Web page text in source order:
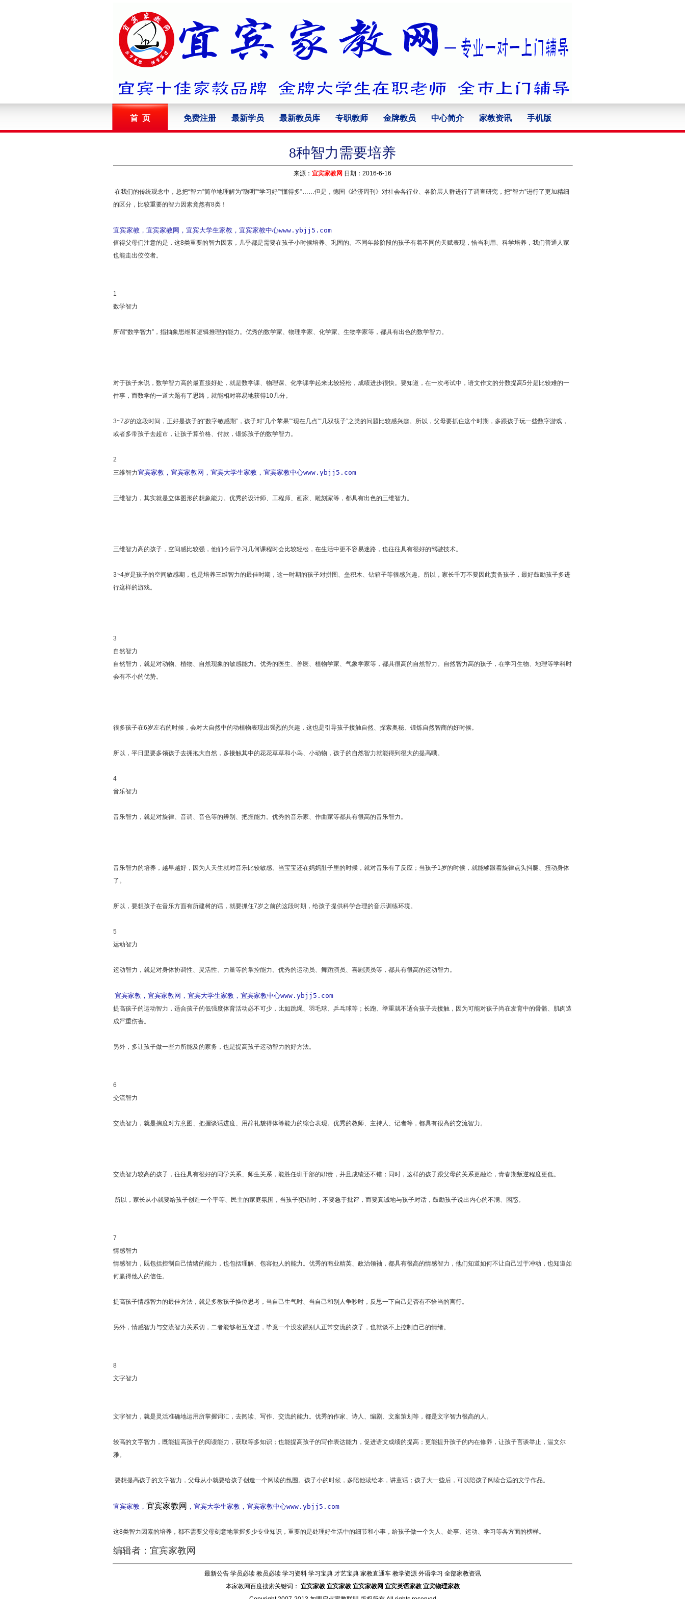
首 页 免费注册 最新学员 最新教员库 专职教师 金牌教员 中心简介 家教资讯 手机版
8种智力需要培养
来源： 宜宾家教网 日期：2016-6-16
在我们的传统观念中，总把“智力”简单地理解为“聪明”“学习好”“懂得多”……但是，德国《经济周刊》对社会各行业、各阶层人群进行了调查研究，把“智力”进行了更加精细
的区分，比较重要的智力因素竟然有8类！
宜宾家教，宜宾家教网，宜宾大学生家教，宜宾家教中心www.ybjj5.com
值得父母们注意的是，这8类重要的智力因素，几乎都是需要在孩子小时候培养、巩固的。不同年龄阶段的孩子有着不同的天赋表现，恰当利用、科学培养，我们普通人家
也能走出佼佼者。
1
数学智力
所谓“数学智力”，指抽象思维和逻辑推理的能力。优秀的数学家、物理学家、化学家、生物学家等，都具有出色的数学智力。
对于孩子来说，数学智力高的最直接好处，就是数学课、物理课、化学课学起来比较轻松，成绩进步很快。要知道，在一次考试中，语文作文的分数提高5分是比较难的一
件事，而数学的一道大题有了思路，就能相对容易地获得10几分。
3~7岁的这段时间，正好是孩子的“数字敏感期”，孩子对“几个苹果”“现在几点”“几双筷子”之类的问题比较感兴趣。所以，父母要抓住这个时期，多跟孩子玩一些数字游戏，
或者多带孩子去超市，让孩子算价格、付款，锻炼孩子的数学智力。
2
三维智力宜宾家教，宜宾家教网，宜宾大学生家教，宜宾家教中心www.ybjj5.com
三维智力，其实就是立体图形的想象能力。优秀的设计师、工程师、画家、雕刻家等，都具有出色的三维智力。
三维智力高的孩子，空间感比较强，他们今后学习几何课程时会比较轻松，在生活中更不容易迷路，也往往具有很好的驾驶技术。
3~4岁是孩子的空间敏感期，也是培养三维智力的最佳时期，这一时期的孩子对拼图、垒积木、钻箱子等很感兴趣。所以，家长千万不要因此责备孩子，最好鼓励孩子多进
行这样的游戏。
3
自然智力
自然智力，就是对动物、植物、自然现象的敏感能力。优秀的医生、兽医、植物学家、气象学家等，都具很高的自然智力。自然智力高的孩子，在学习生物、地理等学科时
会有不小的优势。
很多孩子在6岁左右的时候，会对大自然中的动植物表现出强烈的兴趣，这也是引导孩子接触自然、探索奥秘、锻炼自然智商的好时候。
所以，平日里要多领孩子去拥抱大自然，多接触其中的花花草草和小鸟、小动物，孩子的自然智力就能得到很大的提高哦。
4
音乐智力
音乐智力，就是对旋律、音调、音色等的辨别、把握能力。优秀的音乐家、作曲家等都具有很高的音乐智力。
音乐智力的培养，越早越好，因为人天生就对音乐比较敏感。当宝宝还在妈妈肚子里的时候，就对音乐有了反应；当孩子1岁的时候，就能够跟着旋律点头抖腿、扭动身体
了。
所以，要想孩子在音乐方面有所建树的话，就要抓住7岁之前的这段时期，给孩子提供科学合理的音乐训练环境。
5
运动智力
运动智力，就是对身体协调性、灵活性、力量等的掌控能力。优秀的运动员、舞蹈演员、喜剧演员等，都具有很高的运动智力。
宜宾家教，宜宾家教网，宜宾大学生家教，宜宾家教中心www.ybjj5.com
提高孩子的运动智力，适合孩子的低强度体育活动必不可少，比如跳绳、羽毛球、乒乓球等；长跑、举重就不适合孩子去接触，因为可能对孩子尚在发育中的骨骼、肌肉造
成严重伤害。
另外，多让孩子做一些力所能及的家务，也是提高孩子运动智力的好方法。
6
交流智力
交流智力，就是揣度对方意图、把握谈话进度、用辞礼貌得体等能力的综合表现。优秀的教师、主持人、记者等，都具有很高的交流智力。
交流智力较高的孩子，往往具有很好的同学关系、师生关系，能胜任班干部的职责，并且成绩还不错；同时，这样的孩子跟父母的关系更融洽，青春期叛逆程度更低。
所以，家长从小就要给孩子创造一个平等、民主的家庭氛围，当孩子犯错时，不要急于批评，而要真诚地与孩子对话，鼓励孩子说出内心的不满、困惑。
7
情感智力
情感智力，既包括控制自己情绪的能力，也包括理解、包容他人的能力。优秀的商业精英、政治领袖，都具有很高的情感智力，他们知道如何不让自己过于冲动，也知道如
何赢得他人的信任。
提高孩子情感智力的最佳方法，就是多教孩子换位思考，当自己生气时、当自己和别人争吵时，反思一下自己是否有不恰当的言行。
另外，情感智力与交流智力关系切，二者能够相互促进，毕竟一个没发跟别人正常交流的孩子，也就谈不上控制自己的情绪。
8
文字智力
文字智力，就是灵活准确地运用所掌握词汇，去阅读、写作、交流的能力。优秀的作家、诗人、编剧、文案策划等，都是文字智力很高的人。
较高的文字智力，既能提高孩子的阅读能力，获取等多知识；也能提高孩子的写作表达能力，促进语文成绩的提高；更能提升孩子的内在修养，让孩子言谈举止，温文尔
雅。
要想提高孩子的文字智力，父母从小就要给孩子创造一个阅读的氛围。孩子小的时候，多陪他读绘本，讲童话；孩子大一些后，可以陪孩子阅读合适的文学作品。
宜宾家教， 宜宾家教网 ，宜宾大学生家教，宜宾家教中心www.ybjj5.com
这8类智力因素的培养，都不需要父母刻意地掌握多少专业知识，重要的是处理好生活中的细节和小事，给孩子做一个为人、处事、运动、学习等各方面的榜样。
编辑者：宜宾家教网
最新公告 学员必读 教员必读 学习资料 学习宝典 才艺宝典 家教直通车 教学资源 外语学习 全部家教资讯
本家教网百度搜索关键词： 宜宾家教 宜宾家教 宜宾家教网 宜宾英语家教 宜宾物理家教